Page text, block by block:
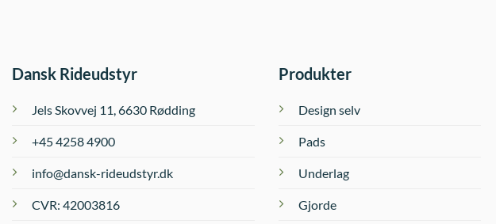
Dansk Rideudstyr
Jels Skovvej 11, 6630 Rødding
+45 4258 4900
info@dansk-rideudstyr.dk
CVR: 42003816
Produkter
Design selv
Pads
Underlag
Gjorde